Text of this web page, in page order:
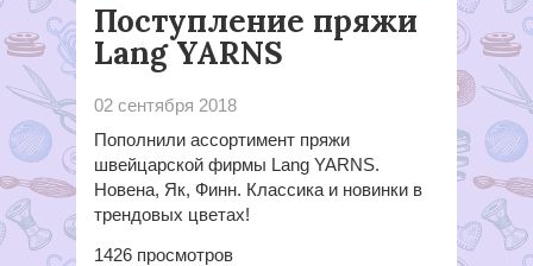
Поступление пряжи
Lang YARNS
02 сентября 2018
Пополнили ассортимент пряжи
швейцарской фирмы Lang YARNS.
Новена, Як, Финн. Классика и новинки в
трендовых цветах!
1426 просмотров